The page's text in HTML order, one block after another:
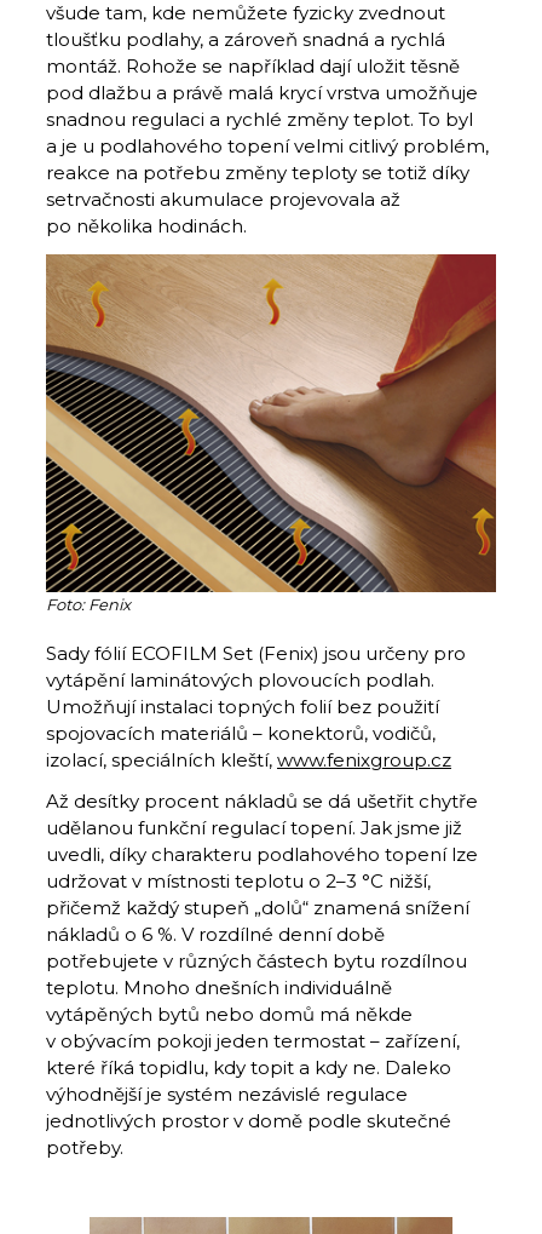
všude tam, kde nemůžete fyzicky zvednout
tloušťku podlahy, a zároveň snadná a rychlá
montáž. Rohože se například dají uložit těsně
pod dlažbu a právě malá krycí vrstva umožňuje
snadnou regulaci a rychlé změny teplot. To byl
a je u podlahového topení velmi citlivý problém,
reakce na potřebu změny teploty se totiž díky
setrvačnosti akumulace projevovala až
po několika hodinách.
Foto: Fenix
Sady fólií ECOFILM Set (Fenix) jsou určeny pro
vytápění laminátových plovoucích podlah.
Umožňují instalaci topných folií bez použití
spojovacích materiálů – konektorů, vodičů,
izolací, speciálních kleští, www.fenixgroup.cz
Až desítky procent nákladů se dá ušetřit chytře
udělanou funkční regulací topení. Jak jsme již
uvedli, díky charakteru podlahového topení lze
udržovat v místnosti teplotu o 2–3 °C nižší,
přičemž každý stupeň „dolů“ znamená snížení
nákladů o 6 %. V rozdílné denní době
potřebujete v různých částech bytu rozdílnou
teplotu. Mnoho dnešních individuálně
vytápěných bytů nebo domů má někde
v obývacím pokoji jeden termostat – zařízení,
které říká topidlu, kdy topit a kdy ne. Daleko
výhodnější je systém nezávislé regulace
jednotlivých prostor v domě podle skutečné
potřeby.